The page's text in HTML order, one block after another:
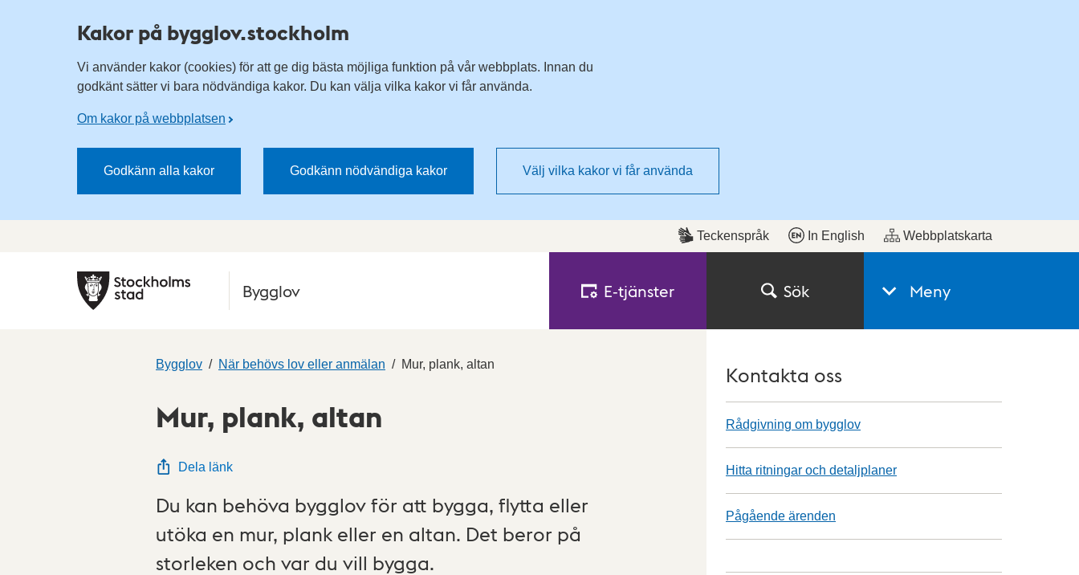
Kakor på bygglov.stockholm
Vi använder kakor (cookies) för att ge dig bästa möjliga funktion på vår webbplats. Innan du
godkänt sätter vi bara nödvändiga kakor. Du kan välja vilka kakor vi får använda.
Om kakor på webbplatsen
Godkänn alla kakor Godkänn nödvändiga kakor Välj vilka kakor vi får använda
Teckenspråk In English Webbplatskarta
Bygglov E‑tjänster Sök Meny
Bygglov När behövs lov eller anmälan Mur, plank, altan
Mur, plank, altan
Dela länk
Du kan behöva bygglov för att bygga, flytta eller
utöka en mur, plank eller en altan. Det beror på
storleken och var du vill bygga.
Kontakta oss
Rådgivning om bygglov
Hitta ritningar och detaljplaner
Pågående ärenden